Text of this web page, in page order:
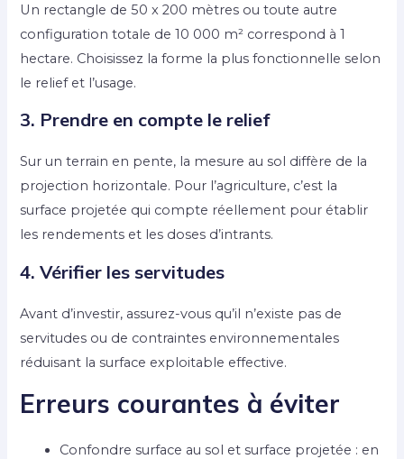
Un rectangle de 50 x 200 mètres ou toute autre
configuration totale de 10 000 m² correspond à 1
hectare. Choisissez la forme la plus fonctionnelle selon
le relief et l’usage.
3. Prendre en compte le relief
Sur un terrain en pente, la mesure au sol diffère de la
projection horizontale. Pour l’agriculture, c’est la
surface projetée qui compte réellement pour établir
les rendements et les doses d’intrants.
4. Vérifier les servitudes
Avant d’investir, assurez-vous qu’il n’existe pas de
servitudes ou de contraintes environnementales
réduisant la surface exploitable effective.
Erreurs courantes à éviter
Confondre surface au sol et surface projetée : en